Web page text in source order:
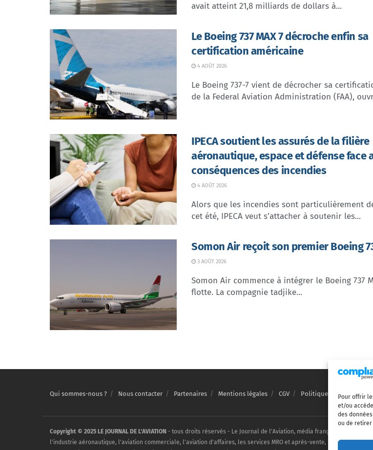
Pour offrir
et/ou
des
ou de retirer
avait atteint 21,8 milliards de dollars à...
Le Boeing 737 MAX 7 décroche enfin sa
certification américaine
4 AOÛT 2026
Le Boeing 737-7 vient de décrocher sa
de la Federal Aviation Administration (FAA),
IPECA soutient les assurés de la filière
aéronautique, espace et défense face
conséquences des incendies
4 AOÛT 2026
Alors que les incendies sont particulièrement
cet été, IPECA veut s’attacher à soutenir les...
Somon Air reçoit son premier Boeing
3 AOÛT 2026
Somon Air commence à intégrer le Boeing 737
flotte. La compagnie tadjike...
Qui sommes-nous ? Nous contacter Partenaires Mentions légales CGV Politique de
Copyright © 2025 LE JOURNAL DE L'AVIATION - tous droits réservés - Le Journal de l'Aviation, média français de
l'industrie aéronautique, l'aviation commerciale, l'aviation d'affaires, les services MRO et après-vente, le financement